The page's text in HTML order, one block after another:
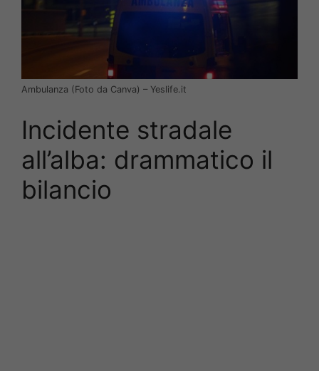
Ambulanza (Foto da Canva) – Yeslife.it
Incidente stradale
all’alba: drammatico il
bilancio